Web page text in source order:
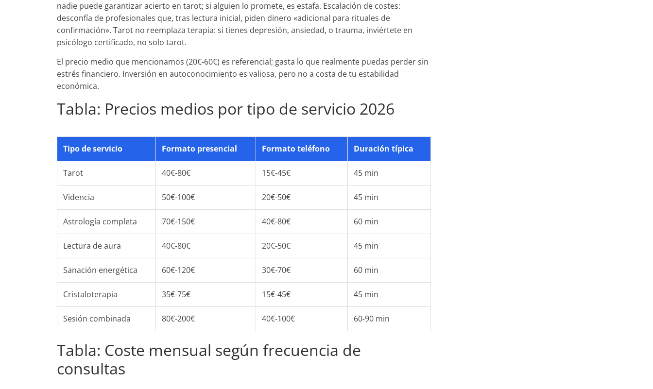
nadie puede garantizar acierto en tarot; si alguien lo promete, es estafa. Escalación de costes:
desconfía de profesionales que, tras lectura inicial, piden dinero «adicional para rituales de
confirmación». Tarot no reemplaza terapia: si tienes depresión, ansiedad, o trauma, inviértete en
psicólogo certificado, no solo tarot.
El precio medio que mencionamos (20€-60€) es referencial; gasta lo que realmente puedas perder sin
estrés financiero. Inversión en autoconocimiento es valiosa, pero no a costa de tu estabilidad
económica.
Tabla: Precios medios por tipo de servicio 2026
Tipo de servicio Formato presencial Formato teléfono Duración típica
Tarot 40€-80€ 15€-45€ 45 min
Videncia 50€-100€ 20€-50€ 45 min
Astrología completa 70€-150€ 40€-80€ 60 min
Lectura de aura 40€-80€ 20€-50€ 45 min
Sanación energética 60€-120€ 30€-70€ 60 min
Cristaloterapia 35€-75€ 15€-45€ 45 min
Sesión combinada 80€-200€ 40€-100€ 60-90 min
Tabla: Coste mensual según frecuencia de
consultas